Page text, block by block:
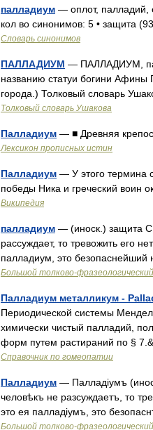
палладиум — оплот, палладий,
кол во синонимов: 5 • защита
Словарь синонимов
ПАЛЛАДИУМ — ПАЛЛАДИУМ,
названию статуи богини Афины
города.) Толковый словарь
Толковый словарь Ушакова
Палладиум — ■ Древняя
Лексикон прописных истин
Палладиум — У этого термина
победы Ника и греческий воин
Википедия
палладиум — (иноск.) защита
рассуждает, то тревожить его
палладиум, это
Большой толково-
Палладиум металликум -
Периодической системы
химически чистый палладий,
форм путем растираний по §
Справочник по гомеопатии
Палладиум — Палладіумъ
человѣкъ не разсуждаетъ, то
это ея палладіумъ, это
Большой толково-